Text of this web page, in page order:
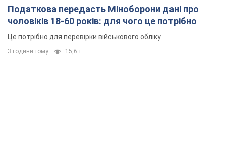
Податкова передасть Міноборони дані про
чоловіків 18-60 років: для чого це потрібно
Це потрібно для перевірки військового обліку
3 години тому 15,6 т.